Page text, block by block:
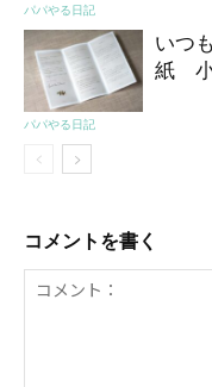
パパやる日記
パパやる日記
いつ
紙 小
コメントを書く